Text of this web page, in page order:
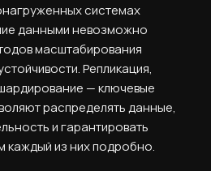
системах
данными невозможно
масштабирования
Репликация,
— ключевые
распределять данные,
и гарантировать
каждый из них подробно.